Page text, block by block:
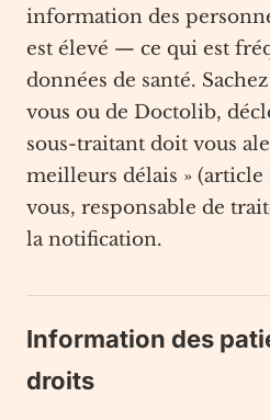
information des
est élevé — ce qui est
données de santé.
vous ou de Doctolib,
sous-traitant doit vous
meilleurs délais » (article
vous, responsable de
la notification.
Information des
droits